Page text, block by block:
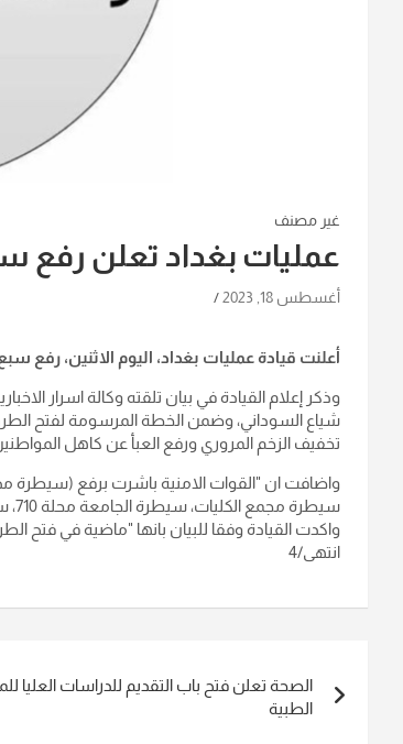
غير مصنف
عمليات بغداد تعلن
أغسطس 18, 2023
أعلنت قيادة عمليات بغداد، اليوم الاثنين،
وذكر إعلام القيادة في بيان تلقته وكالة اسرار
شياع السوداني، وضمن الخطة المرسومة لفتح
تخفيف الزخم المروري ورفع العبأ عن كاهل
واضافت ان "القوات الامنية باشرت برفع
سيطرة مجمع الكليات، سيطرة الجامعة محلة 710، سيطرة ملعب الشعب) وتحويلهن الى مرابطات وذلك في جانب الرصافة".
واكدت القيادة وفقا للبيان بانها "ماضية في
انتهى/4
المقالات
الصحة تعلن فتح باب التقديم للدراسات العليا
الطبية